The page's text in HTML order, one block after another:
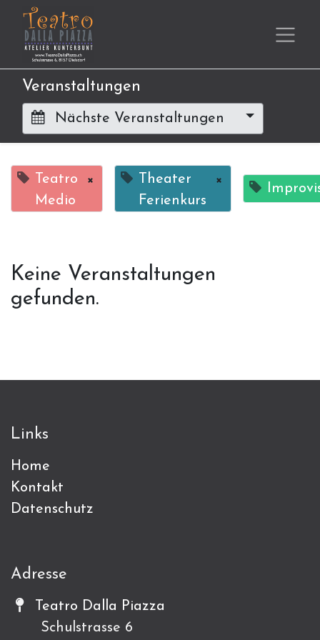
Veranstaltungen
Nächste Veranstaltungen
Teatro
Medio
×
Theater
Ferienkurs
×
Keine Veranstaltungen
gefunden.
Links
Home
Kontakt
Datenschutz
Adresse
Teatro Dalla Piazza
Schulstrasse 6